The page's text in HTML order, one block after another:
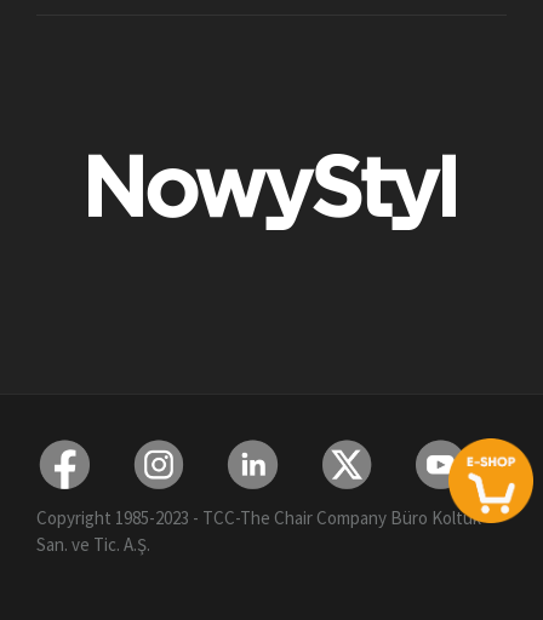
Copyright 1985-2023 - TCC-The Chair Company Büro Koltuk
San. ve Tic. A.Ş.